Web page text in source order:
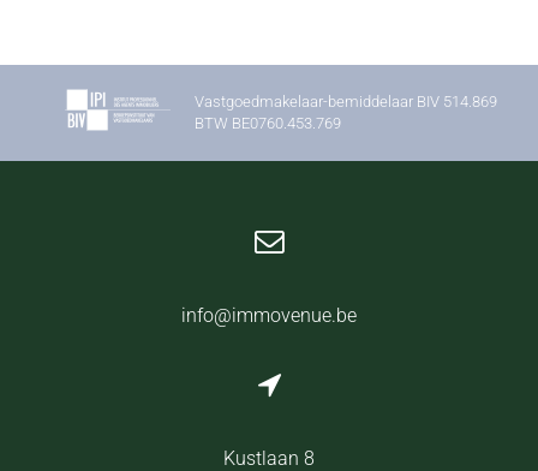
Vastgoedmakelaar-bemiddelaar BIV 514.869
BTW BE0760.453.769
info@immovenue.be
Kustlaan 8